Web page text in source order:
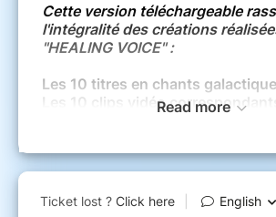
Cette version téléchargeable
l'intégralité des créations
"HEALING VOICE" :
Les 10 titres en chants
Les 10 clips vidéo correspondants
Les images illustrant l'écrin du
-----
Read more